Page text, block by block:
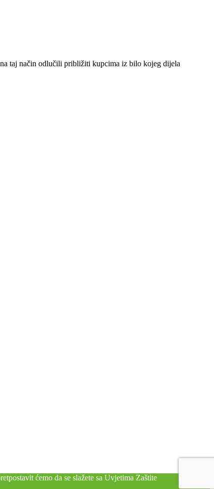
taj način odlučili približiti kupcima iz bilo kojeg dijela
ćemo da se slažete sa Uvjetima Zaštite